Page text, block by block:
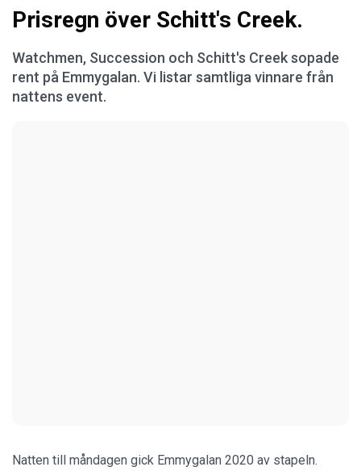
Prisregn över Schitt's Creek.
Watchmen, Succession och Schitt's Creek sopade
rent på Emmygalan. Vi listar samtliga vinnare från
nattens event.
Natten till måndagen gick Emmygalan 2020 av stapeln.